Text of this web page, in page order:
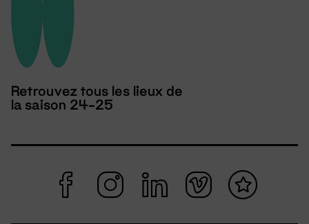
Retrouvez tous les lieux de
la saison 24-25